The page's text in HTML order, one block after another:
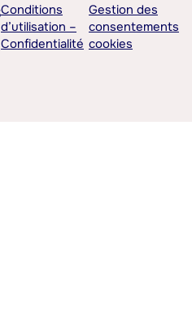
Conditions
d’utilisation –
Confidentialité
Gestion des
consentements
cookies